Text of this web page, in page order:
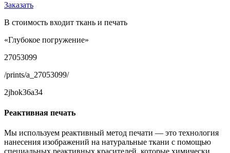
Заказать
В стоимость входит ткань и печать
«Глубокое погружение»
27053099
/prints/a_27053099/
2jhok36a34
Реактивная печать
Мы используем реактивный метод печати — это технология
нанесения изображений на натуральные ткани с помощью
специальных реактивных красителей, которые химически